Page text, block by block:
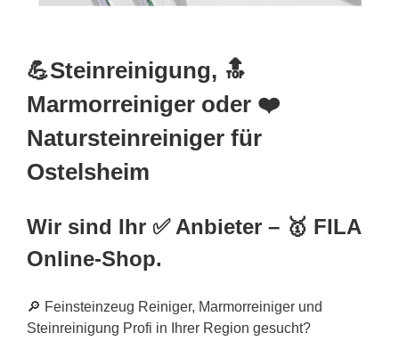
💪Steinreinigung, 🔝
Marmorreiniger oder ❤️
Natursteinreiniger für
Ostelsheim
Wir sind Ihr ✅ Anbieter – 🥇 FILA
Online-Shop.
🔎 Feinsteinzeug Reiniger, Marmorreiniger und
Steinreinigung Profi in Ihrer Region gesucht?